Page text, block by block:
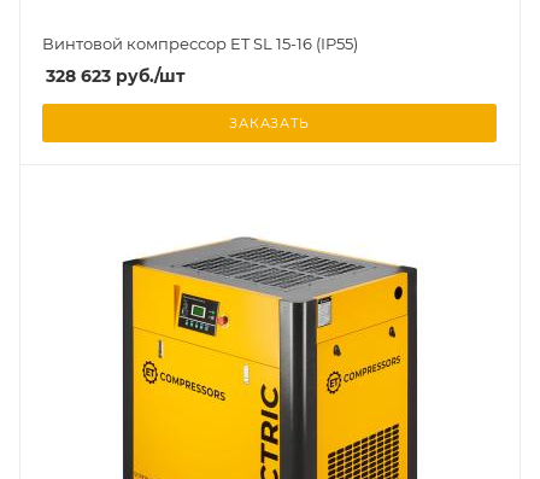
Винтовой компрессор ET SL 15-16 (IP55)
328 623 руб./шт
ЗАКАЗАТЬ